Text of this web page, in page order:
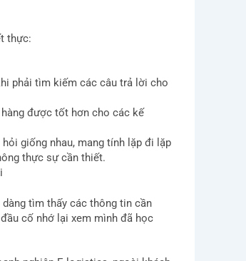
thực:
phải tìm kiếm các câu trả lời cho
được tốt hơn cho các kế
giống nhau, mang tính lặp đi lặp
thực sự cần thiết.
tìm thấy các thông tin cần
cố nhớ lại xem mình đã học